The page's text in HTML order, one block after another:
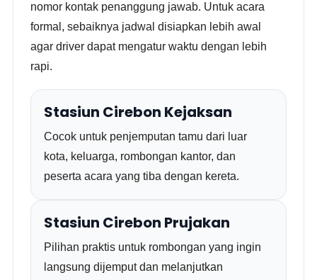
nomor kontak penanggung jawab. Untuk acara
formal, sebaiknya jadwal disiapkan lebih awal
agar driver dapat mengatur waktu dengan lebih
rapi.
Stasiun Cirebon Kejaksan
Cocok untuk penjemputan tamu dari luar
kota, keluarga, rombongan kantor, dan
peserta acara yang tiba dengan kereta.
Stasiun Cirebon Prujakan
Pilihan praktis untuk rombongan yang ingin
langsung dijemput dan melanjutkan